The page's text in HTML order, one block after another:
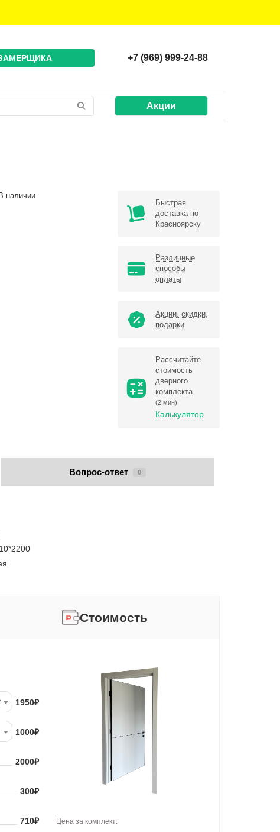
+7 (969) 999-24-88
Акции
В наличии
Быстрая
доставка по
Красноярску
Различные
способы
оплаты
Акции, скидки,
подарки
Рассчитайте
стоимость
дверного
комплекта
(2 мин)
Калькулятор
Вопрос-ответ 0
1950₽
1000₽
2000₽
300₽
710₽
Стоимость
Цена за комплект: